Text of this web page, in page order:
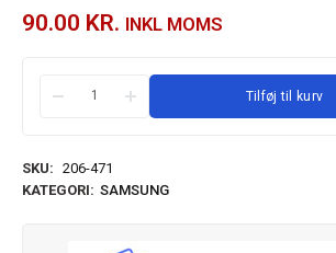
90.00 KR. INKL MOMS
Tilføj til kurv
SKU: 206-471
KATEGORI: SAMSUNG